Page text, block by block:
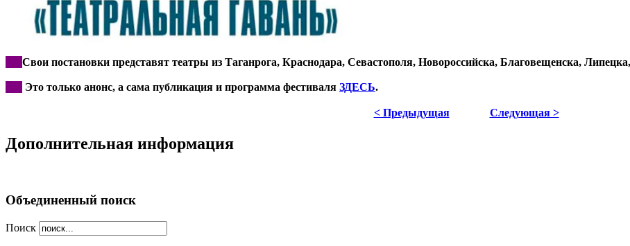
Свои постановки представят театры из Таганрога, Краснодара, Севастополя, Новороссийска, Благовещенска,
Это только анонс, а сама публикация и программа фестиваля ЗДЕСЬ.
< Предыдущая Следующая >
Дополнительная информация
Объединенный поиск
Поиск